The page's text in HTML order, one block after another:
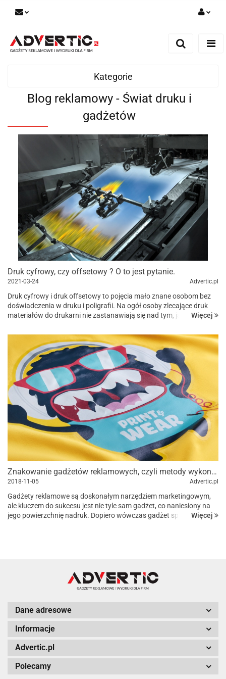
Zaloguj się
Kategorie
Blog reklamowy - Świat druku i
gadżetów
Druk cyfrowy, czy offsetowy ? O to jest pytanie.
2021-03-24 Advertic.pl
Druk cyfrowy i druk offsetowy to pojęcia mało znane osobom bez
doświadczenia w druku i poligrafii. Na ogół osoby zlecające druk
materiałów do drukarni nie zastanawiają się nad tym, jaką techniką
Więcej
Znakowanie gadżetów reklamowych, czyli metody wykonywania nadruków.
2018-11-05 Advertic.pl
Gadżety reklamowe są doskonałym narzędziem marketingowym,
ale kluczem do sukcesu jest nie tyle sam gadżet, co naniesiony na
jego powierzchnię nadruk. Dopiero wówczas gadżet spełnia swoją
Więcej
Dane adresowe
Informacje
Advertic.pl
Polecamy